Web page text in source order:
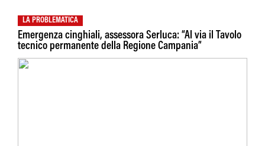
LA PROBLEMATICA
Emergenza cinghiali, assessora Serluca: “Al via il Tavolo
tecnico permanente della Regione Campania”